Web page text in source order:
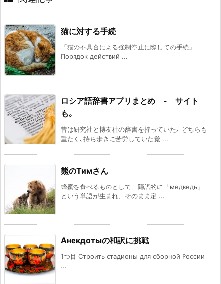
猫に対する手続
「猫の不具合による強制停止に際しての手続」
Порядок действий ...
ロシア語辞書アプリまとめ - サイト
も｡
昔は研究社と博友社の辞書を持っていた｡ どちらも
重たく､持ち歩きに苦労していた覚 ...
熊のТимさん
蜂蜜を食べるものとして、隠語的に「медведь」
という単語が生まれ、そのまま定 ...
Анекдотыの和訳に挑戦
1つ目 Строить стадионы для сборной России
...